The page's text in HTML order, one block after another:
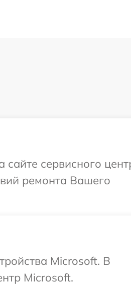
сервисного
ремонта Вашего
Microsoft. В
Microsoft.